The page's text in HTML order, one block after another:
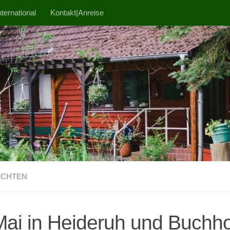
Kontakt|Anreise
in Heideruh und